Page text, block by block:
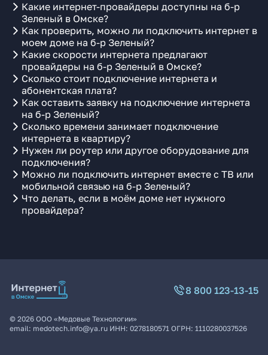
Какие интернет-провайдеры доступны на б-р
Зеленый в Омске?
Как проверить, можно ли подключить интернет в
моем доме на б-р Зеленый?
Какие скорости интернета предлагают
провайдеры на б-р Зеленый в Омске?
Сколько стоит подключение интернета и
абонентская плата?
Как оставить заявку на подключение интернета
на б-р Зеленый?
Сколько времени занимает подключение
интернета в квартиру?
Нужен ли роутер или другое оборудование для
подключения?
Можно ли подключить интернет вместе с ТВ или
мобильной связью на б-р Зеленый?
Что делать, если в моём доме нет нужного
провайдера?
8 800 123-13-15
© 2026 ООО «Медовые Технологии»
email: medotech.info@ya.ru ИНН: 0278180571 ОГРН: 1110280037526